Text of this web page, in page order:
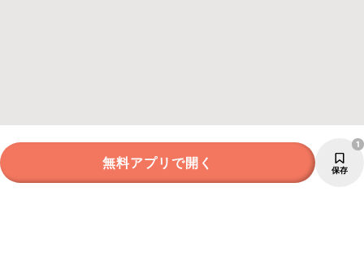
無料アプリで開く 保存
1